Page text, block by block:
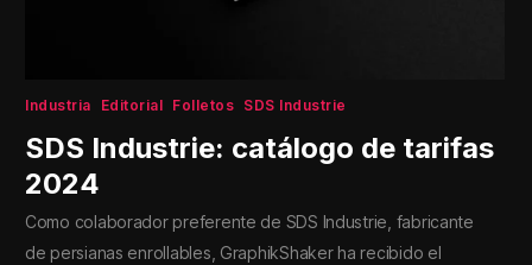
Industria Editorial Folletos SDS Industrie
SDS Industrie: catálogo de tarifas
2024
Como colaborador preferente de SDS Industrie, fabricante
de persianas enrollables, GraphikShaker ha recibido el